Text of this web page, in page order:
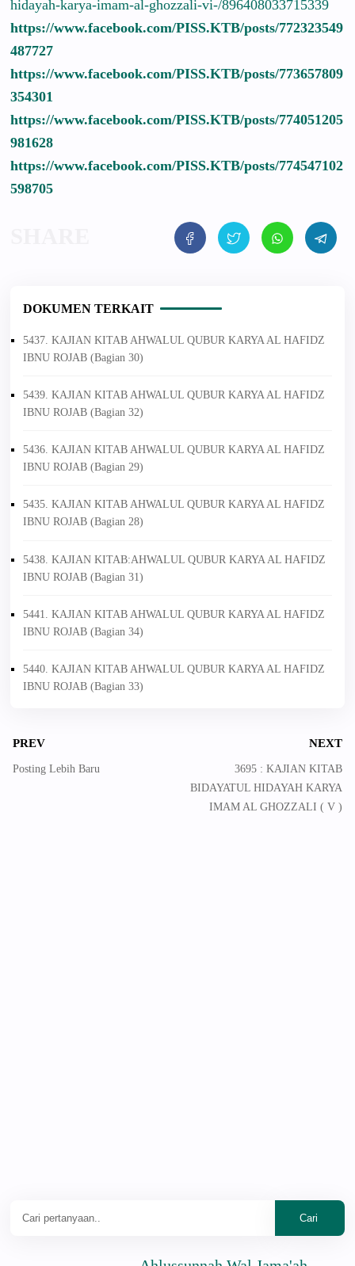
hidayah-karya-imam-al-ghozzali-vi-/896408033715339
https://www.facebook.com/PISS.KTB/posts/772323549
487727
https://www.facebook.com/PISS.KTB/posts/773657809
354301
https://www.facebook.com/PISS.KTB/posts/774051205
981628
https://www.facebook.com/PISS.KTB/posts/774547102
598705
DOKUMEN TERKAIT
5437. KAJIAN KITAB AHWALUL QUBUR KARYA AL HAFIDZ
IBNU ROJAB (Bagian 30)
5439. KAJIAN KITAB AHWALUL QUBUR KARYA AL HAFIDZ
IBNU ROJAB (Bagian 32)
5436. KAJIAN KITAB AHWALUL QUBUR KARYA AL HAFIDZ
IBNU ROJAB (Bagian 29)
5435. KAJIAN KITAB AHWALUL QUBUR KARYA AL HAFIDZ
IBNU ROJAB (Bagian 28)
5438. KAJIAN KITAB:AHWALUL QUBUR KARYA AL HAFIDZ
IBNU ROJAB (Bagian 31)
5441. KAJIAN KITAB AHWALUL QUBUR KARYA AL HAFIDZ
IBNU ROJAB (Bagian 34)
5440. KAJIAN KITAB AHWALUL QUBUR KARYA AL HAFIDZ
IBNU ROJAB (Bagian 33)
PREV
Posting Lebih Baru
NEXT
3695 : KAJIAN KITAB
BIDAYATUL HIDAYAH KARYA
IMAM AL GHOZZALI ( V )